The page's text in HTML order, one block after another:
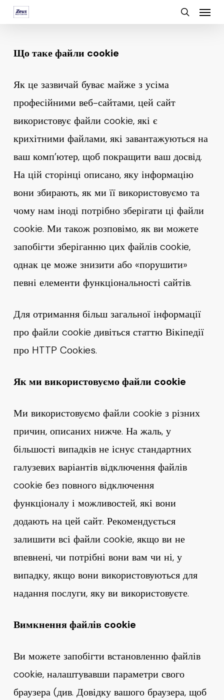
Skip
content
search
Menu
Що таке файли cookie
Як це зазвичай буває майже з усіма
професійними веб-сайтами, цей сайт
використовує файли cookie, які є
крихітними файлами, які завантажуються на
ваш комп’ютер, щоб покращити ваш досвід.
На цій сторінці описано, яку інформацію
вони збирають, як ми її використовуємо та
чому нам іноді потрібно зберігати ці файли
cookie. Ми також розповімо, як ви можете
запобігти зберіганню цих файлів cookie,
однак це може знизити або «порушити»
певні елементи функціональності сайтів.
Для отримання більш загальної інформації
про файли cookie дивіться статтю Вікіпедії
про HTTP Cookies.
Як ми використовуємо файли cookie
Ми використовуємо файли cookie з різних
причин, описаних нижче. На жаль, у
більшості випадків не існує стандартних
галузевих варіантів відключення файлів
cookie без повного відключення
функціоналу і можливостей, які вони
додають на цей сайт. Рекомендується
залишити всі файли cookie, якщо ви не
впевнені, чи потрібні вони вам чи ні, у
випадку, якщо вони використовуються для
надання послуги, яку ви використовуєте.
Вимкнення файлів cookie
Ви можете запобігти встановленню файлів
cookie, налаштувавши параметри свого
браузера (див. Довідку вашого браузера, щоб